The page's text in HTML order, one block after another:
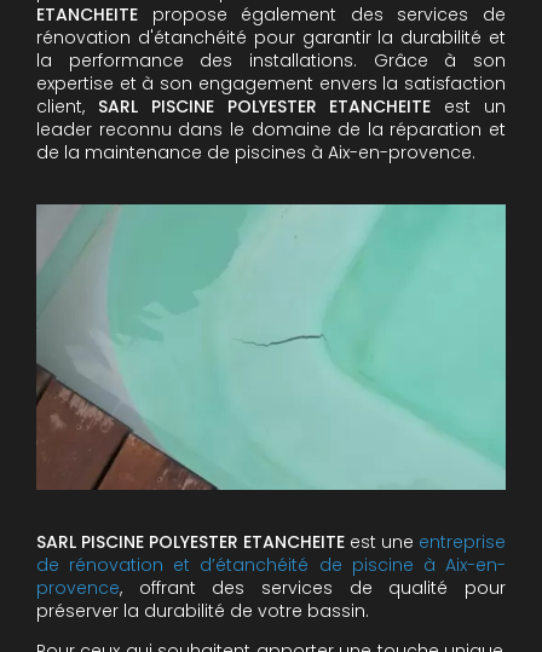
ETANCHEITE propose également des services de
rénovation d'étanchéité pour garantir la durabilité et
la performance des installations. Grâce à son
expertise et à son engagement envers la satisfaction
client, SARL PISCINE POLYESTER ETANCHEITE est un
leader reconnu dans le domaine de la réparation et
de la maintenance de piscines à Aix-en-provence.
SARL PISCINE POLYESTER ETANCHEITE est une entreprise
de rénovation et d’étanchéité de piscine à Aix-en-
provence, offrant des services de qualité pour
préserver la durabilité de votre bassin.